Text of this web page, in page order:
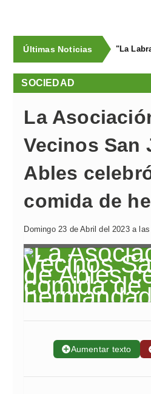
Últimas Noticias
SOCIEDAD
La
Vecinos San
Ables
comida de
Domingo 23 de Abril del 2023 a
➕Aumentar texto